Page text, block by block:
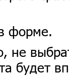
форме.
не
будет